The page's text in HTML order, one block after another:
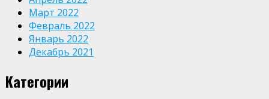
Март 2022
Февраль 2022
Январь 2022
Декабрь 2021
Категории